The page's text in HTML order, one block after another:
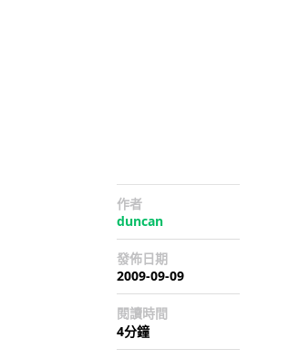
作者
duncan
發佈日期
2009-09-09
閱讀時間
4分鐘